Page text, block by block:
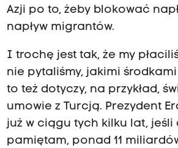
Azji po to, żeby blokować
napływ migrantów.
I trochę jest tak, że my
nie pytaliśmy, jakimi
to też dotyczy, na przykład,
umowie z Turcją. Prezydent
już w ciągu tych kilku lat, jeśli
pamiętam, ponad 11